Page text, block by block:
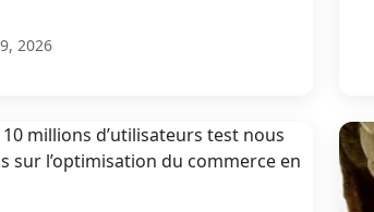
2026